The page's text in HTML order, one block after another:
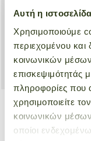
Αυτή η
Χρησιμοποιούμε
περιεχομένου και
κοινωνικών
επισκεψιμότητάς
πληροφορίες που
χρησιμοποιείτε
κοινωνικών
οποίοι
Handbag S Le
Beige